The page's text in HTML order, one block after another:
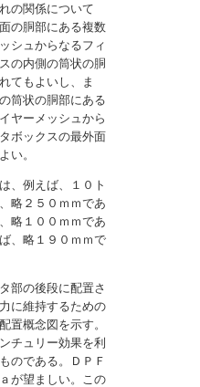
の関係について
の胴部にある複数
シュからなるフィ
の内側の筒状の胴
てもよいし、ま
筒状の胴部にある
ヤーメッシュから
ボックスの最外面
い。
、例えば、１０ト
略２５０ｍｍであ
略１００ｍｍであ
、略１９０ｍｍで
部の後段に配置さ
に維持するための
置概念図を示す。
チュリー効果を利
のである。ＤＰＦ
が望ましい。この